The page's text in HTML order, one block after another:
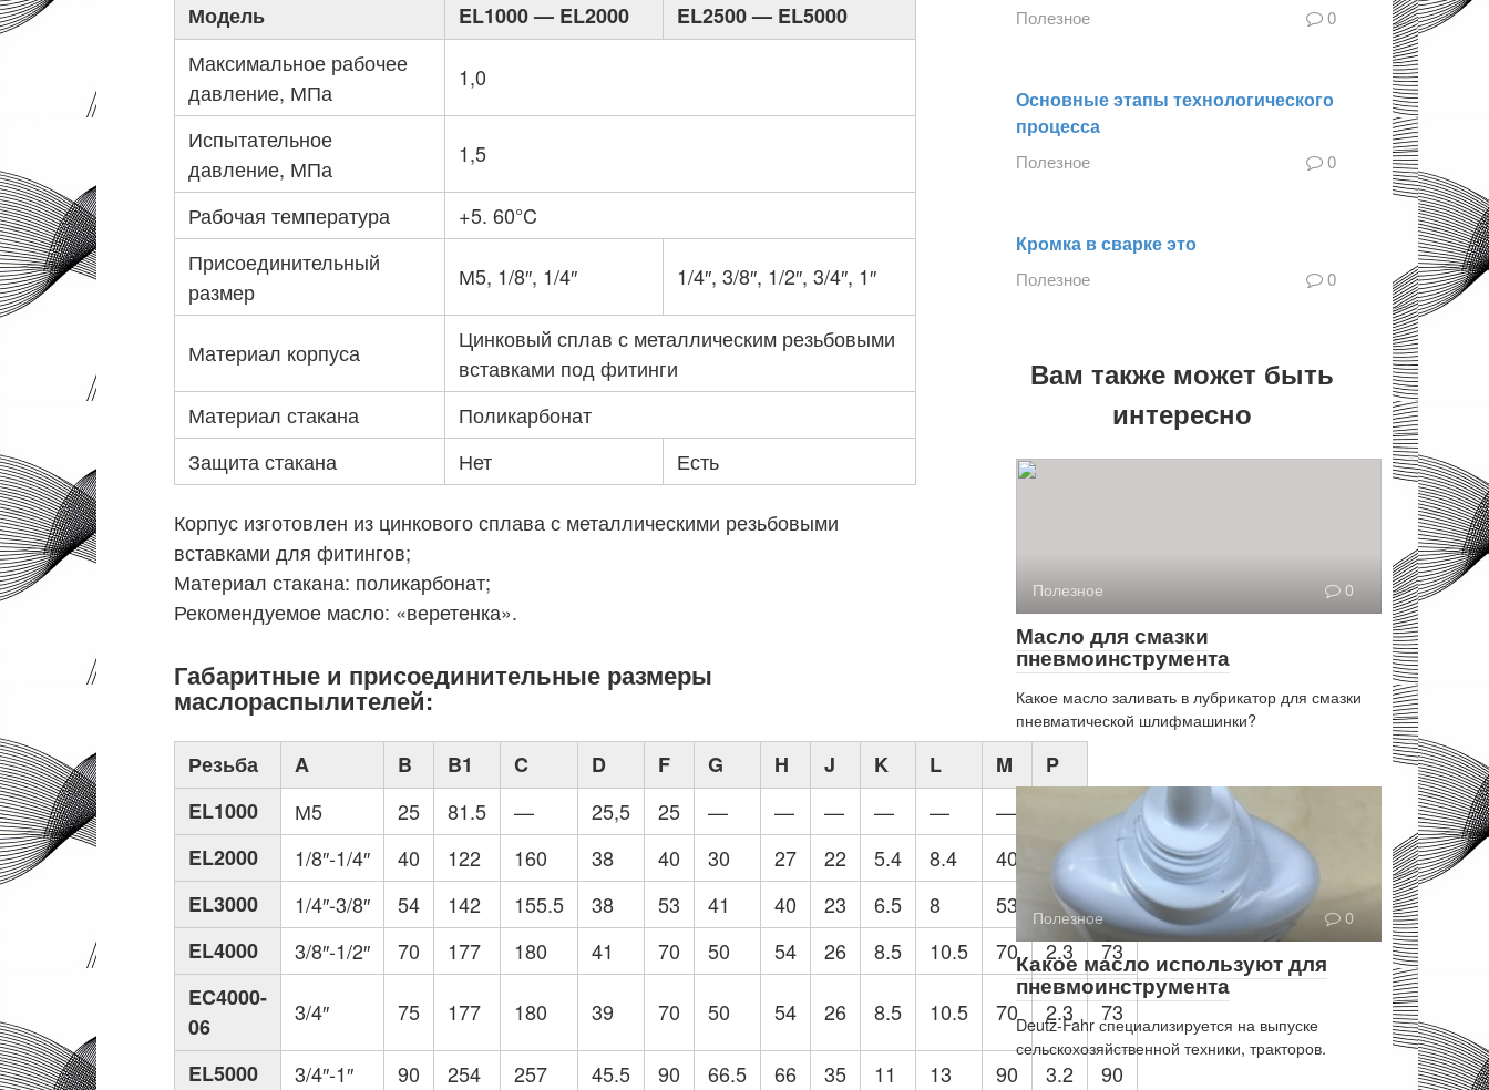
Модель EL1000 — EL2000
EL2500 — EL5000
Максимальное рабочее
давление, МПа
1,0
Испытательное
давление, МПа
1,5
Рабочая температура
+5. 60°C
Присоединительный
размер
М5, 1/8″, 1/4″ 1/4″, 3/8″, 1/2″, 3/4″, 1″
Материал корпуса
Цинковый сплав с металлическим резьбовыми
вставками под фитинги
Материал стакана
Поликарбонат
Защита стакана
Нет Есть
Корпус изготовлен из цинкового сплава с металлическими резьбовыми
вставками для фитингов;
Материал стакана: поликарбонат;
Рекомендуемое масло: «веретенка».
Габаритные и присоединительные размеры
маслораспылителей:
Резьба A B B1 C D F G H J K L M
P
EL1000
М5 25 81.5 — 25,5 25 — — — — — —
27
EL2000
1/8″-1/4″ 40 122 160 38 40 30 27 22 5.4 8.4 40 2.3
40
EL3000
1/4″-3/8″ 54 142 155.5 38 53 41 40 23 6.5 8 53 2.3
56
EL4000
3/8″-1/2″ 70 177 180 41 70 50 54 26 8.5 10.5 70 2.3
73
EC4000-
06
3/4″ 75 177 180 39 70 50 54 26 8.5 10.5 70 2.3 73
EL5000 3/4″-1″ 90 254 257 45.5 90 66.5 66 35 11 13 90 3.2 90
Полезное 0
Основные этапы технологического
процесса
Полезное 0
Кромка в сварке это
Полезное 0
Вам также может быть
интересно
Полезное 0
Масло для смазки
пневмоинструмента
Какое масло заливать в лубрикатор для смазки
пневматической шлифмашинки?
Полезное 0
Какое масло используют для
пневмоинструмента
Deutz-Fahr специализируется на выпуске
сельскохозяйственной техники, тракторов.